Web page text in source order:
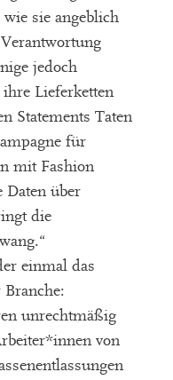
sie angeblich
jedoch
Lieferketten
Statements Taten
für
mit Fashion
Daten über
die
einmal das
unrechtmäßig
von